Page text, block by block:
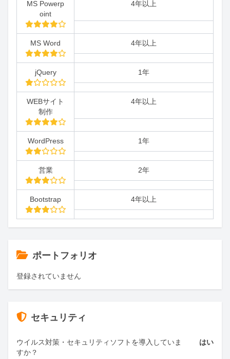
MS Powerp
oint
4年以上
MS Word 4年以上
jQuery 1年
WEBサイト
制作
4年以上
WordPress 1年
営業 2年
Bootstrap 4年以上
ポートフォリオ
登録されていません
セキュリティ
ウイルス対策・セキュリティソフトを導入していま
すか？
はい